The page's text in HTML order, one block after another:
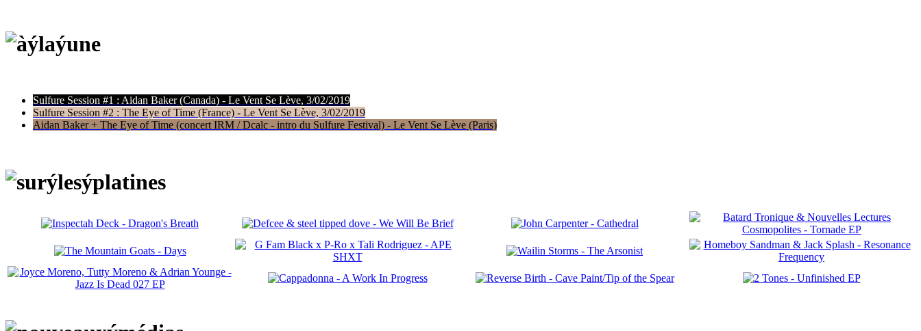
Sulfure Session #1 : Aidan Baker (Canada) - Le Vent Se Lève, 3/02/2019
Sulfure Session #2 : The Eye of Time (France) - Le Vent Se Lève, 3/02/2019
Aidan Baker + The Eye of Time (concert IRM / Dcalc - intro du Sulfure Festival) - Le Vent Se Lève (Paris)